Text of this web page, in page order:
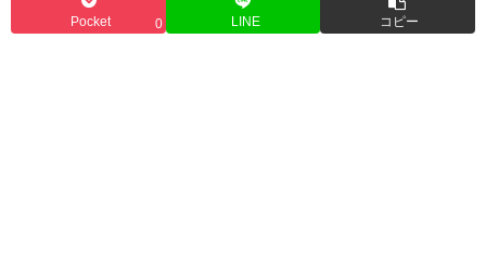
Pocket 0 LINE コピー